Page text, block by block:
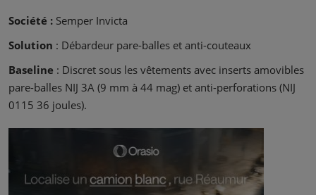
Société : Semper Invicta
Solution : Débardeur pare-balles et anti-couteaux
Baseline : Discret sous les vêtements avec inserts amovibles
pare-balles NIJ 3A (9 mm à 44 mag) et anti-perforations (NIJ
0115 36 joules).